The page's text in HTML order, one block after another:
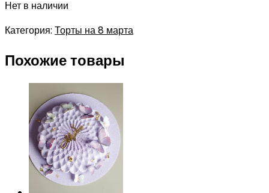
Нет в наличии
Категория: Торты на 8 марта
Похожие товары